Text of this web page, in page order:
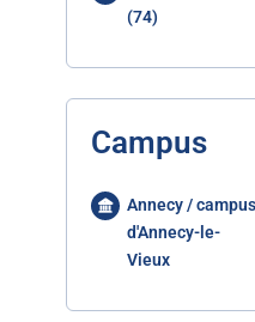
(74)
Campus
Annecy / campus
d'Annecy-le-
Vieux